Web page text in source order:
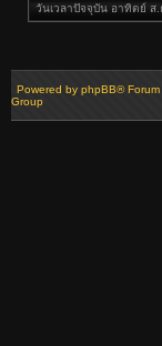
วันเวลาปัจจุบัน อาทิตย์ ส.
Powered by phpBB®
Group